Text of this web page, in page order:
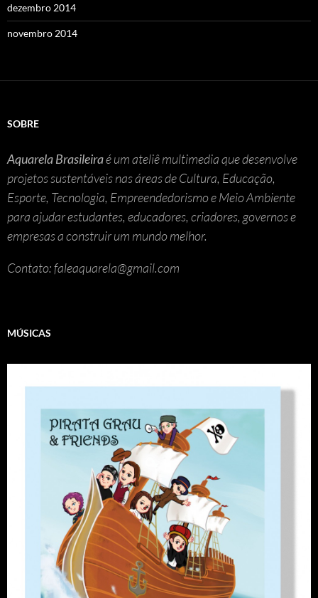
dezembro 2014
novembro 2014
SOBRE
Aquarela Brasileiraé um ateliê multimedia que desenvolve
projetos sustentáveis nas áreas de Cultura, Educação,
Esporte, Tecnologia, Empreendedorismo e Meio Ambiente
para ajudar estudantes, educadores, criadores, governos e
empresas a construir um mundo melhor.
Contato: faleaquarela@gmail.com
MÚSICAS